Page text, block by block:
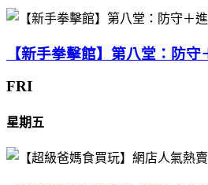
【新手拳擊館】第八堂：防守
FRI
星期五